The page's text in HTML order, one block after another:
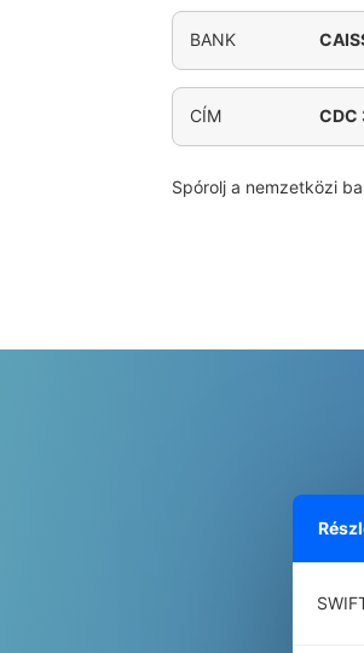
BANK
CÍM CDC
Spórolj a nemzetközi